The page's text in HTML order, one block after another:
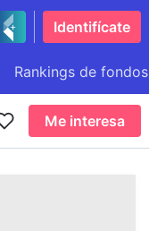
Identifícate
Rankings de fondos
Me interesa